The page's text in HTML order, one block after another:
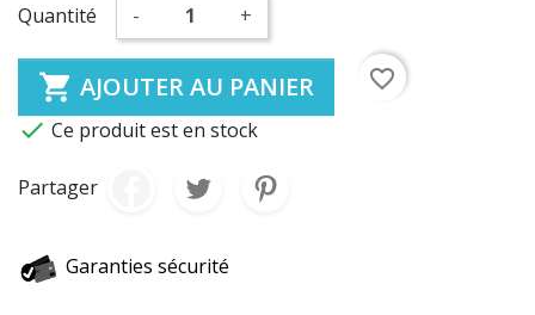
Quantité
- +
 AJOUTER AU PANIER
favorite_border
 Ce produit est en stock
Partager
Garanties sécurité